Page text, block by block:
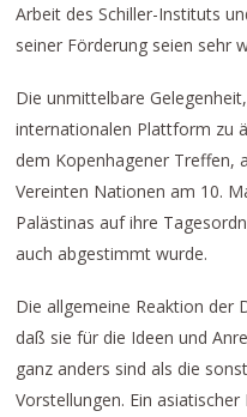
Arbeit des Schiller-Instituts
seiner Förderung seien sehr
Die unmittelbare
internationalen Plattform zu
dem Kopenhagener Treffen,
Vereinten Nationen am 10.
Palästinas auf ihre
auch abgestimmt wurde.
Die allgemeine Reaktion der
daß sie für die Ideen und
ganz anders sind als die
Vorstellungen. Ein